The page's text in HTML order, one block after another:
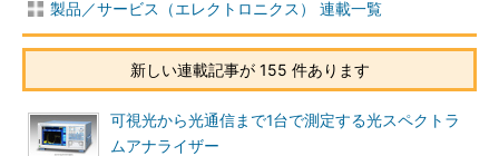
製品／サービス（エレクトロニクス） 連載一覧
新しい連載記事が 155 件あります
可視光から光通信まで1台で測定する光スペクトラ
ムアナライザー